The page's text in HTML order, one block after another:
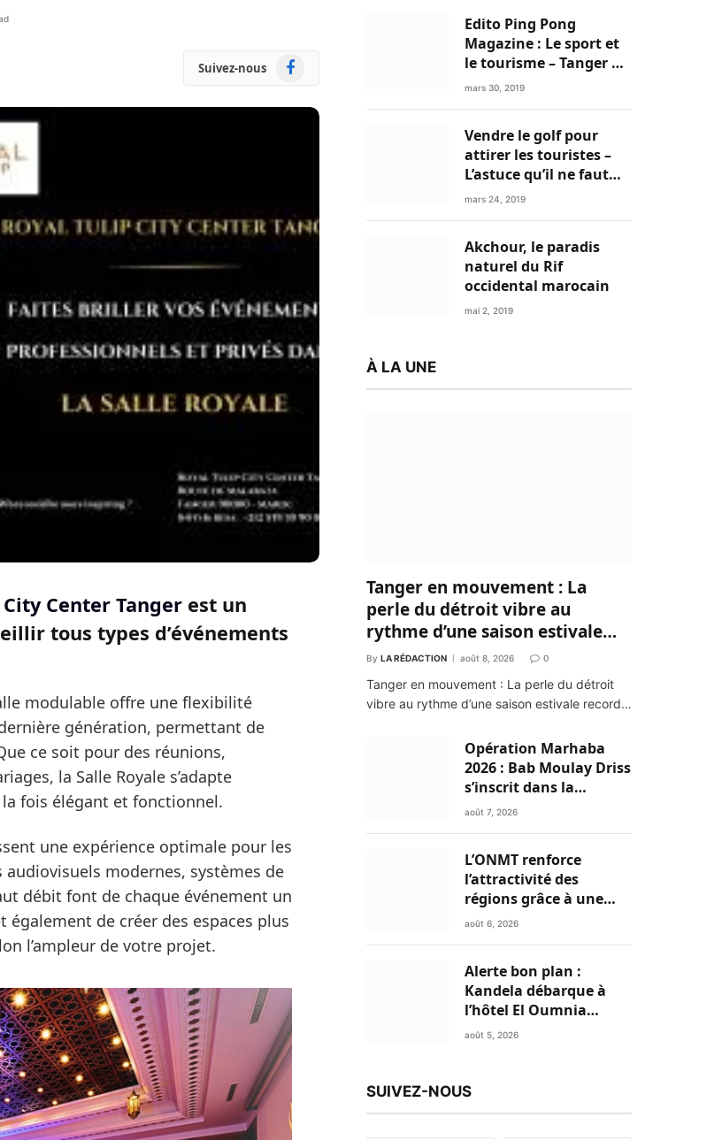
Suivez-nous Facebook
Center Tangerest un
tous types d’événements
modulable offre une flexibilité
génération, permettant de
ce soit pour des réunions,
la Salle Royale s’adapte
fois élégant et fonctionnel.
une expérience optimale pour les
modernes, systèmes de
débit font de chaque événement un
également de créer des espaces plus
l’ampleur de votre projet.
Edito Ping Pong
Magazine : Le sport et
le tourisme – Tanger a
tout pour réussir!
mars 30, 2019
Vendre le golf pour
attirer les touristes –
L’astuce qu’il ne faut
plus négliger
mars 24, 2019
Akchour, le paradis
naturel du Rif
occidental marocain
mai 2, 2019
À LA UNE
Tanger en mouvement : La
perle du détroit vibre au
rythme d’une saison estivale
record !
By LA RÉDACTION août 8, 2026 0
Tanger en mouvement : La perle du détroit
vibre au rythme d’une saison estivale record…
Opération Marhaba
2026 : Bab Moulay Driss
s’inscrit dans la
dynamique nationale
août 7, 2026
L’ONMT renforce
l’attractivité des
régions grâce à une
connectivité aérienne
août 6, 2026
Alerte bon plan :
Kandela débarque à
l’hôtel El Oumnia
Puerto pour enflammer
août 5, 2026
SUIVEZ-NOUS